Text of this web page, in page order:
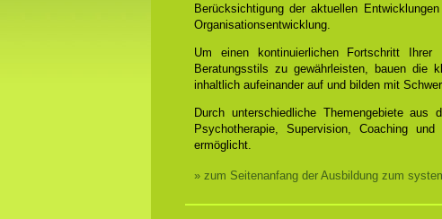
Berücksichtigung der aktuellen
Organisationsentwicklung.
Um einen kontinuierlichen Fortschritt Ihrer
Beratungsstils zu gewährleisten, bauen die
inhaltlich aufeinander auf und bilden mit
Durch unterschiedliche Themengebiete aus
Psychotherapie, Supervision, Coaching
ermöglicht.
» zum Seitenanfang der Ausbildung zum